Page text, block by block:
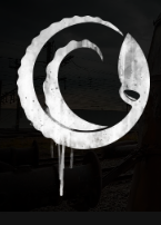
Aller
au
contenu